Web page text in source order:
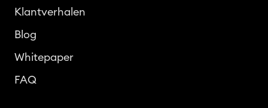
Klantverhalen
Blog
Whitepaper
FAQ